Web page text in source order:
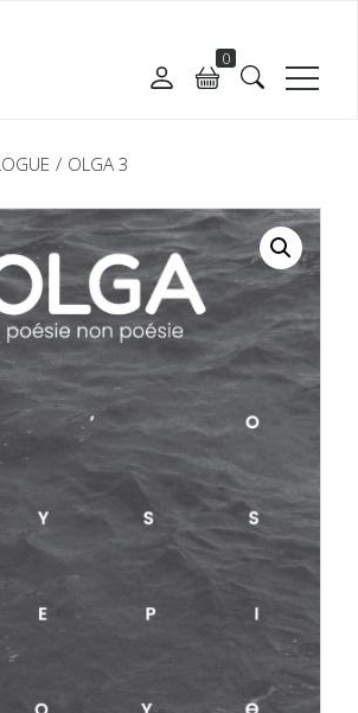
0
OLGA 3